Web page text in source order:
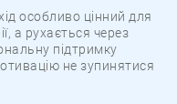
особливо цінний для
а рухається через
підтримку
не зупинятися